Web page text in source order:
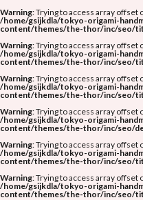
Warning: Trying to access array offset
/home/gsijkdla/tokyo-origami-
content/themes/the-thor/inc/seo/
Warning: Trying to access array offset
/home/gsijkdla/tokyo-origami-
content/themes/the-thor/inc/seo/
Warning: Trying to access array offset
/home/gsijkdla/tokyo-origami-
content/themes/the-thor/inc/seo/
Warning: Trying to access array offset
/home/gsijkdla/tokyo-origami-
content/themes/the-thor/inc/seo/
Warning: Trying to access array offset
/home/gsijkdla/tokyo-origami-
content/themes/the-thor/inc/seo/
Warning: Trying to access array offset
/home/gsijkdla/tokyo-origami-
content/themes/the-thor/inc/seo/